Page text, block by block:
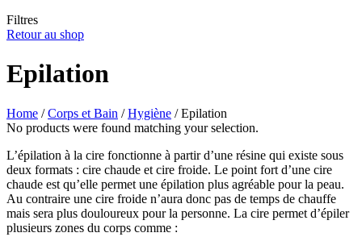
Filtres
Retour au shop
Epilation
Home /Corps et Bain /Hygiène / Epilation
No products were found matching your selection.
L’épilation à la cire fonctionne à partir d’une résine qui existe sous
deux formats : cire chaude et cire froide. Le point fort d’une cire
chaude est qu’elle permet une épilation plus agréable pour la peau.
Au contraire une cire froide n’aura donc pas de temps de chauffe
mais sera plus douloureux pour la personne. La cire permet d’épiler
plusieurs zones du corps comme :